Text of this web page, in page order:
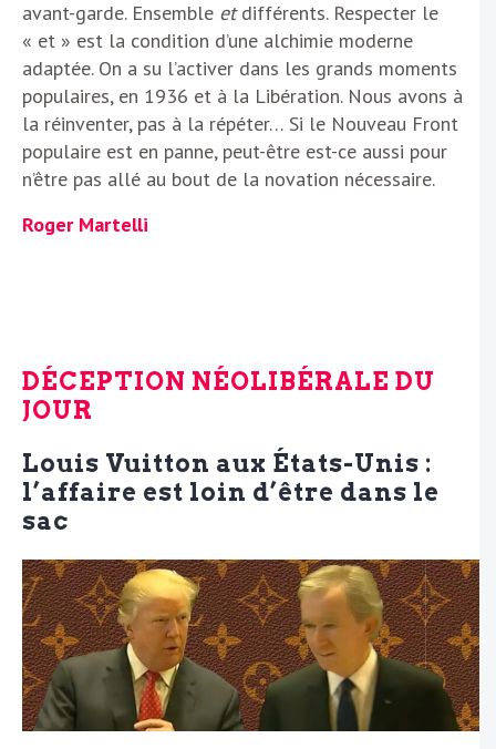
avant-garde. Ensemble etdifférents. Respecter le
« et » est la condition d’une alchimie moderne
adaptée. On a su l’activer dans les grands moments
populaires, en 1936 et à la Libération. Nous avons à
la réinventer, pas à la répéter… Si le Nouveau Front
populaire est en panne, peut-être est-ce aussi pour
n’être pas allé au bout de la novation nécessaire.
Roger Martelli
DÉCEPTION NÉOLIBÉRALE DU
JOUR
Louis Vuitton aux États-Unis :
l’affaire est loin d’être dans le
sac